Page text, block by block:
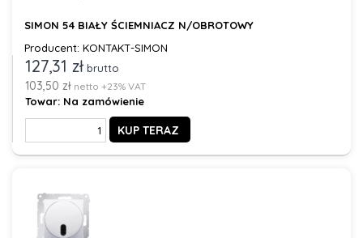
SIMON 54 BIAŁY ŚCIEMNIACZ N/OBROTOWY
Producent: KONTAKT-SIMON
127,31 zł brutto
103,50 zł netto +23% VAT
Towar: Na zamówienie
KUP TERAZ